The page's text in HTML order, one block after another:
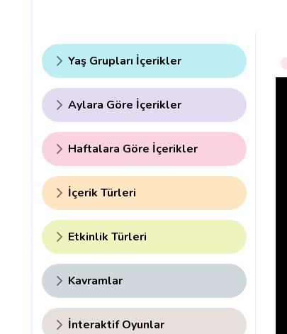
Yaş Grupları İçerikler
Aylara Göre İçerikler
Haftalara Göre İçerikler
İçerik Türleri
Etkinlik Türleri
Kavramlar
İnteraktif Oyunlar